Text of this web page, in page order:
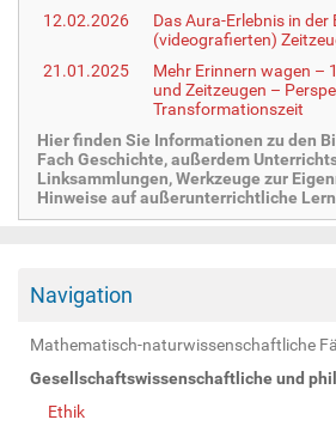
12.02.2026
Das Aura-Erlebnis in der
(videografierten)
21.01.2025
Mehr Erinnern wagen –
und Zeitzeugen –
Transformationszeit
Hier finden Sie Informationen zu den
Fach Geschichte, außerdem
Linksammlungen, Werkzeuge zur
Hinweise auf außerunterrichtliche
Navigation
Mathematisch-naturwissenschaftliche
Gesellschaftswissenschaftliche und
Ethik